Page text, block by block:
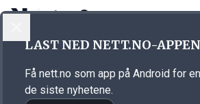
Annonsørinnhold
LAST NED NETT.NO-APPEN
Få nett.no som app på Android for
de siste nyhetene.